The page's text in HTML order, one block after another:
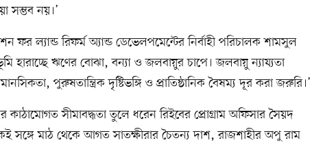
সম্ভব নয়।’
ফর ল্যান্ড রিফর্ম অ্যান্ড ডেভেলপমেন্টের নির্বাহী পরিচালক শামসুল
হারাচ্ছে ঋণের বোঝা, বন্যা ও জলবায়ুর চাপে। জলবায়ু ন্যায্যতা
পুরুষতান্ত্রিক দৃষ্টিভঙ্গি ও প্রাতিষ্ঠানিক বৈষম্য দূর করা জরুরি।’
কাঠামোগত সীমাবদ্ধতা তুলে ধরেন রিইবের প্রোগ্রাম অফিসার সৈয়দ
সঙ্গে মাঠ থেকে আগত সাতক্ষীরার চৈতন্য দাশ, রাজশাহীর অপু রাম